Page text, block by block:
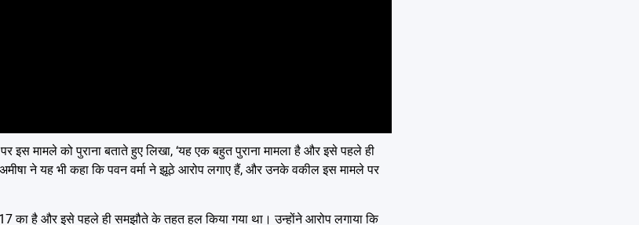
इस मामले को पुराना बताते हुए लिखा, ‘यह एक बहुत पुराना मामला है और इसे पहले ही
ने यह भी कहा कि पवन वर्मा ने झूठे आरोप लगाए हैं, और उनके वकील इस मामले पर
का है और इसे पहले ही समझौते के तहत हल किया गया था। उन्होंने आरोप लगाया कि